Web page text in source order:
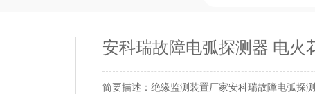
安科瑞故障电弧探测器 电火
简要描述： 绝缘监测装置厂家安科瑞故障电弧探